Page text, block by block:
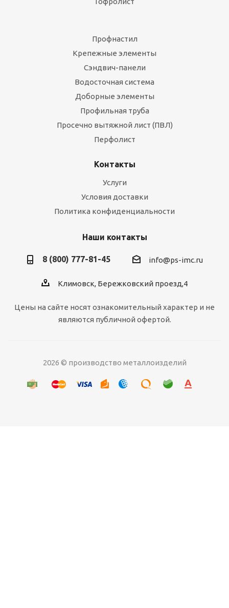
Профнастил
Крепежные элементы
Сэндвич-панели
Водосточная система
Доборные элементы
Профильная труба
Просечно вытяжной лист (ПВЛ)
Перфолист
Контакты
Услуги
Условия доставки
Политика конфиденциальности
Наши контакты
8 (800) 777-81-45 info@ps-imc.ru
Климовск, Бережковский проезд,4
Цены на сайте носят ознакомительный характер и не
являются публичной офертой.
2026 © производство металлоизделий